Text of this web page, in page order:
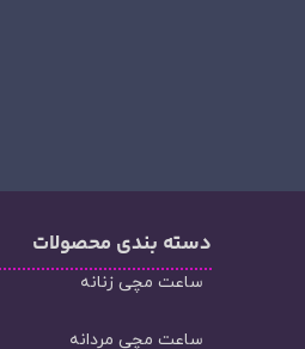
دسته‌ بندی محصولات
ساعت مچی زنانه
ساعت مچی مردانه